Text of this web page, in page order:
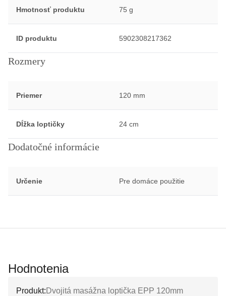
Hmotnosť produktu 75 g
ID produktu 5902308217362
Rozmery
Priemer 120 mm
Dĺžka loptičky 24 cm
Dodatočné informácie
Určenie Pre domáce použitie
Hodnotenia
Produkt: Dvojitá masážna loptička EPP 120mm